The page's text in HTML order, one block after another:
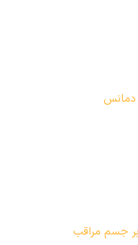
دمانس
بر جسم مراقب